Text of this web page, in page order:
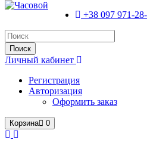
+38 097 971-
Поиск
Личный кабинет
Регистрация
Авторизация
Оформить заказ
Корзина 0